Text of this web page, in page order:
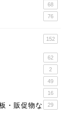
68
76
152
62
2
49
16
・販促物な
29